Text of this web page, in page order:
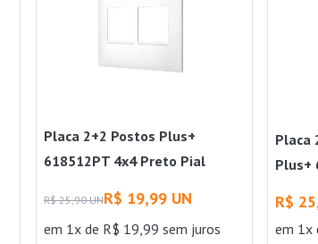
Placa 2+2 Postos Plus+
618512PT 4x4 Preto Pial
R$ 25,90 UNR$ 19,99 UN
em 1x de R$ 19,99 sem juros
Placa
Plus+
R$
em 1x